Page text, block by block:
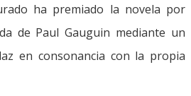
ha premiado la novela por
de Paul Gauguin mediante un
en consonancia con la propia